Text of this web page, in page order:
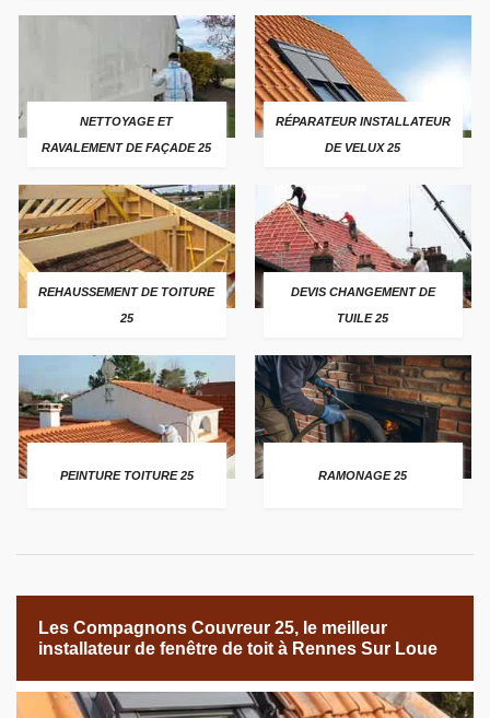
NETTOYAGE ET
RAVALEMENT DE FAÇADE 25
RÉPARATEUR INSTALLATEUR
DE VELUX 25
REHAUSSEMENT DE TOITURE
25
DEVIS CHANGEMENT DE
TUILE 25
PEINTURE TOITURE 25 RAMONAGE 25
Les Compagnons Couvreur 25, le meilleur
installateur de fenêtre de toit à Rennes Sur Loue